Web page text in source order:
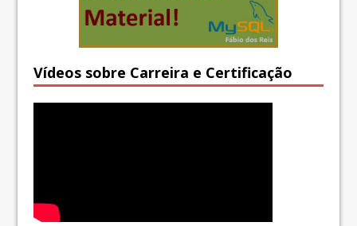
Vídeos sobre Carreira e Certificação